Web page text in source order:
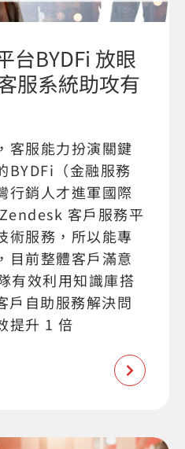
台BYDFi 放眼
服系統助攻有
客服能力扮演關鍵
BYDFi（金融服務
行銷人才進軍國際
客戶服務平
術服務，所以能專
目前整體客戶滿意
有效利用知識庫搭
戶自助服務解決問
提升 1 倍